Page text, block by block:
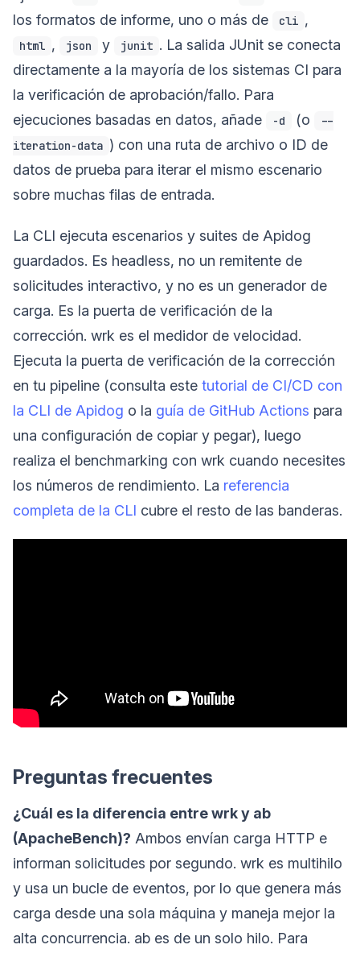
los formatos de informe, uno o más de
cli ,
html , json y junit . La salida JUnit se conecta
directamente a la mayoría de los sistemas CI para
la verificación de aprobación/fallo. Para
ejecuciones basadas en datos, añade
-d (o
--
iteration-data ) con una ruta de archivo o ID de
datos de prueba para iterar el mismo escenario
sobre muchas filas de entrada.
La CLI ejecuta escenarios y suites de Apidog
guardados. Es headless, no un remitente de
solicitudes interactivo, y no es un generador de
carga. Es la puerta de verificación de la
corrección. wrk es el medidor de velocidad.
Ejecuta la puerta de verificación de la corrección
en tu pipeline (consulta este tutorial de CI/CD con
la CLI de Apidog o la guía de GitHub Actions para
una configuración de copiar y pegar), luego
realiza el benchmarking con wrk cuando necesites
los números de rendimiento. La referencia
completa de la CLI cubre el resto de las banderas.
Preguntas frecuentes
¿Cuál es la diferencia entre wrk y ab
(ApacheBench)? Ambos envían carga HTTP e
informan solicitudes por segundo. wrk es multihilo
y usa un bucle de eventos, por lo que genera más
carga desde una sola máquina y maneja mejor la
alta concurrencia. ab es de un solo hilo. Para